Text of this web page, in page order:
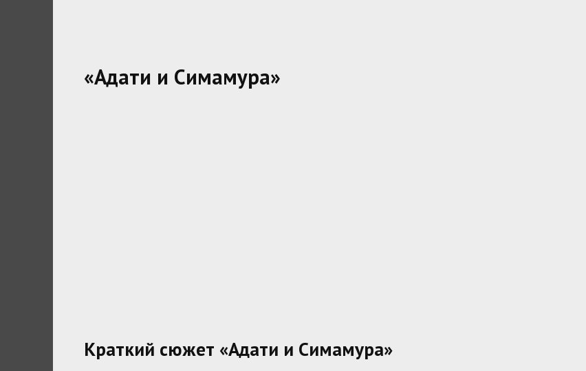
«Адати и Симамура»
Краткий сюжет «Адати и Симамура»